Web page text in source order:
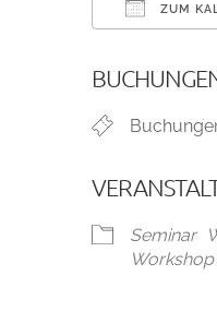
ZUM
Seminar
Workshop